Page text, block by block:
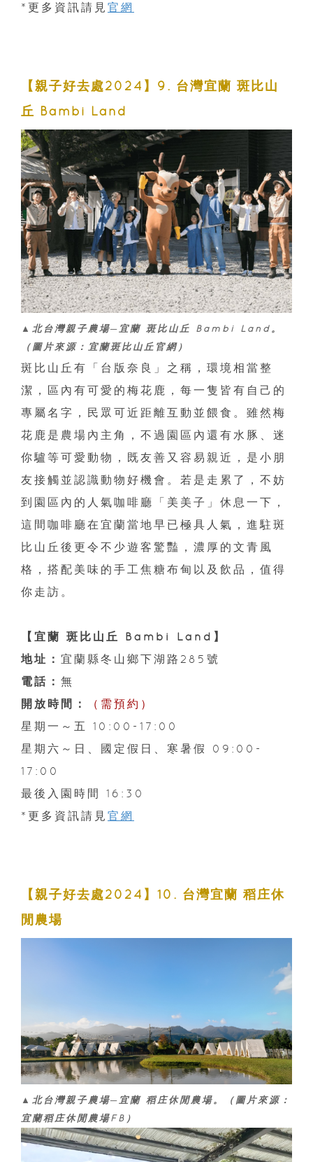
*更多資訊請見 官網
【親子好去處2024】9. 台灣宜蘭 斑比山
丘 Bambi Land
▲北台灣親子農場─宜蘭 斑比山丘 Bambi Land。
（圖片來源：宜蘭斑比山丘官網）
斑比山丘有「台版奈良」之稱，環境相當整
潔，區內有可愛的梅花鹿，每一隻皆有自己的
專屬名字，民眾可近距離互動並餵食。雖然梅
花鹿是農場內主角，不過園區內還有水豚、迷
你驢等可愛動物，既友善又容易親近，是小朋
友接觸並認識動物好機會。若是走累了，不妨
到園區內的人氣咖啡廳「美美子」休息一下，
這間咖啡廳在宜蘭當地早已極具人氣，進駐斑
比山丘後更令不少遊客驚豔，濃厚的文青風
格，搭配美味的手工焦糖布甸以及飲品，值得
你走訪。
【宜蘭 斑比山丘 Bambi Land】
地址： 宜蘭縣冬山鄉下湖路285號
電話： 無
開放時間：
（需預約）
星期一～五 10:00-17:00
星期六～日、國定假日、寒暑假 09:00-
17:00
最後入園時間 16:30
*更多資訊請見 官網
【親子好去處2024】10. 台灣宜蘭 稻庄休
閒農場
▲北台灣親子農場─宜蘭 稻庄休閒農場。（圖片來源：
宜蘭稻庄休閒農場FB）